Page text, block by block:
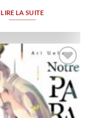
LIRE LA SUITE
Ajouter
à la
wishlist